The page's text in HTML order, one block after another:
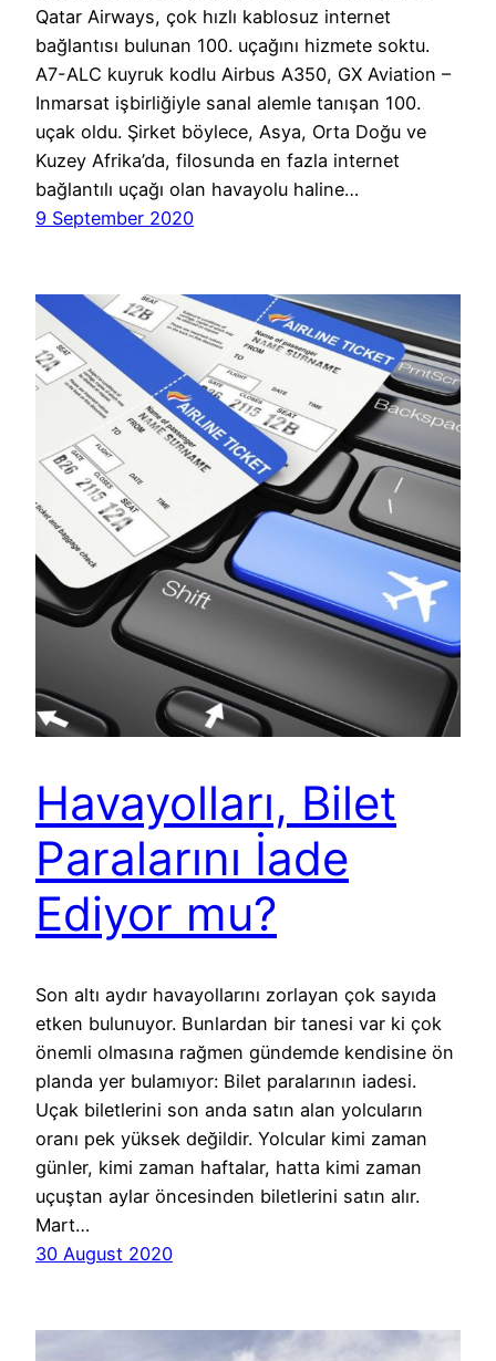
Qatar Airways, çok hızlı kablosuz internet
bağlantısı bulunan 100. uçağını hizmete soktu.
A7-ALC kuyruk kodlu Airbus A350, GX Aviation –
Inmarsat işbirliğiyle sanal alemle tanışan 100.
uçak oldu. Şirket böylece, Asya, Orta Doğu ve
Kuzey Afrika’da, filosunda en fazla internet
bağlantılı uçağı olan havayolu haline…
9 September 2020
Havayolları, Bilet
Paralarını İade
Ediyor mu?
Son altı aydır havayollarını zorlayan çok sayıda
etken bulunuyor. Bunlardan bir tanesi var ki çok
önemli olmasına rağmen gündemde kendisine ön
planda yer bulamıyor: Bilet paralarının iadesi.
Uçak biletlerini son anda satın alan yolcuların
oranı pek yüksek değildir. Yolcular kimi zaman
günler, kimi zaman haftalar, hatta kimi zaman
uçuştan aylar öncesinden biletlerini satın alır.
Mart…
30 August 2020